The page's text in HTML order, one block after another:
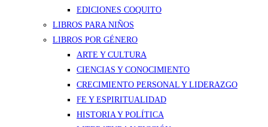
EDICIONES COQUITO
LIBROS PARA NIÑOS
LIBROS POR GÉNERO
ARTE Y CULTURA
CIENCIAS Y CONOCIMIENTO
CRECIMIENTO PERSONAL Y LIDERAZGO
FE Y ESPIRITUALIDAD
HISTORIA Y POLÍTICA